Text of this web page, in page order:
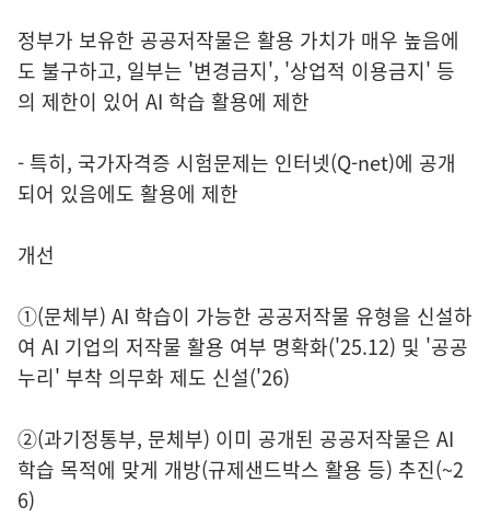
정부가 보유한 공공저작물은 활용 가치가 매우 높음에
도 불구하고, 일부는 '변경금지', '상업적 이용금지' 등
의 제한이 있어 AI 학습 활용에 제한
- 특히, 국가자격증 시험문제는 인터넷(Q-net)에 공개
되어 있음에도 활용에 제한
개선
①(문체부) AI 학습이 가능한 공공저작물 유형을 신설하
여 AI 기업의 저작물 활용 여부 명확화('25.12) 및 '공공
누리' 부착 의무화 제도 신설('26)
②(과기정통부, 문체부) 이미 공개된 공공저작물은 AI
학습 목적에 맞게 개방(규제샌드박스 활용 등) 추진(~2
6)